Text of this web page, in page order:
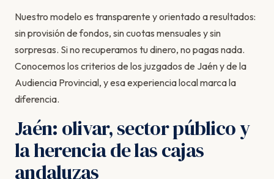
Nuestro modelo es transparente y orientado a resultados:
sin provisión de fondos, sin cuotas mensuales y sin
sorpresas. Si no recuperamos tu dinero, no pagas nada.
Conocemos los criterios de los juzgados de Jaén y de la
Audiencia Provincial, y esa experiencia local marca la
diferencia.
Jaén: olivar, sector público y
la herencia de las cajas
andaluzas